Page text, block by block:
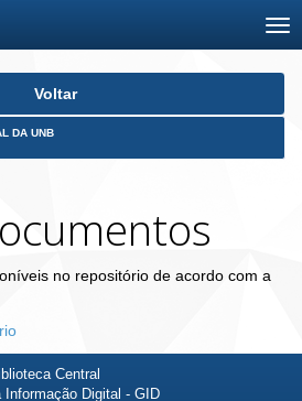
Voltar
DA UNB
no repositório de acordo com a
Central
Informação Digital - GID